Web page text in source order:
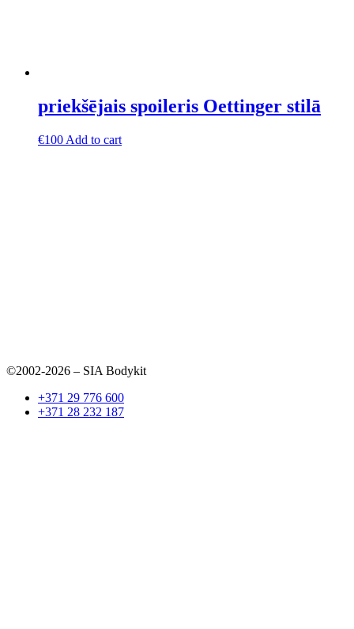
priekšējais spoileris Oettinger stilā
€100 Add to cart
©2002-2026 – SIA Bodykit
+371 29 776 600
+371 28 232 187